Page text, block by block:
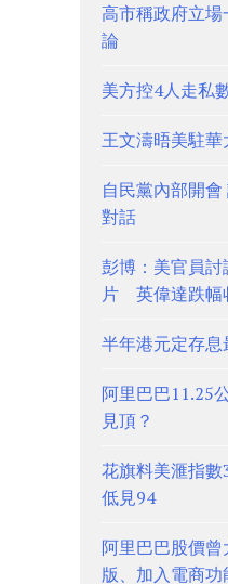
高市稱政府立
論
美方控4人走私
王文濤晤美駐
自民黨內部開
對話
彭博：美官員
片 英偉達跌
半年港元定存
阿里巴巴11.25
見頂？
花旗料美滙指
低見94
阿里巴巴股價
版、加入電商